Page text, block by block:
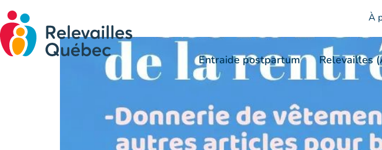
À
Entraide postpartum Relevailles